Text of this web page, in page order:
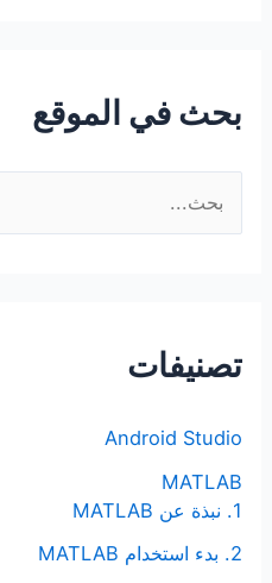
بحث في الموقع
ل
ع
تصنيفات
Android Studio
MATLAB
1. نبذة عن MATLAB
2. بدء استخدام MATLAB